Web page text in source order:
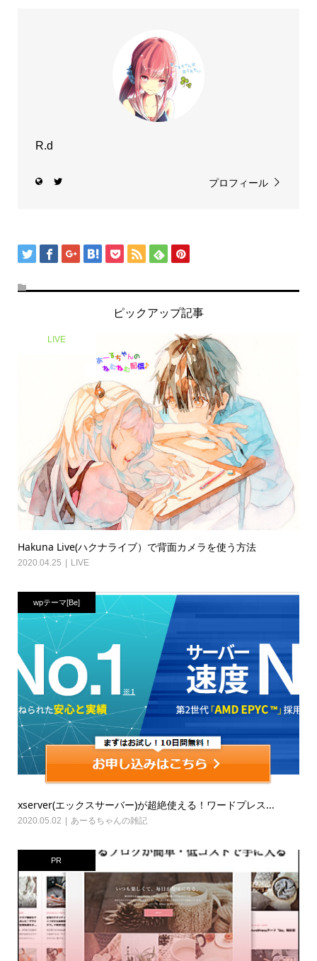
R.d
プロフィール
ピックアップ記事
LIVE
Hakuna Live(ハクナライブ）で背面カメラを使う方法
2020.04.25 LIVE
wpテーマ[Be]
xserver(エックスサーバー)が超絶使える！ワードプレス...
2020.05.02 あーるちゃんの雑記
PR